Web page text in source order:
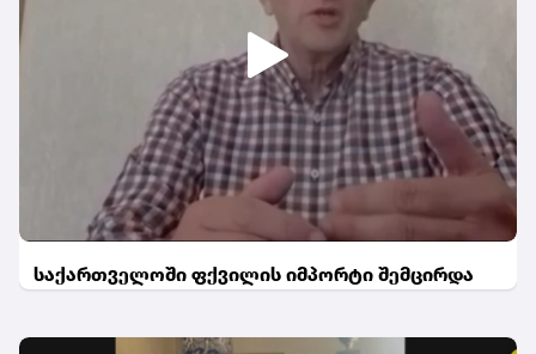
საქართველოში ფქვილის იმპორტი შემცირდა